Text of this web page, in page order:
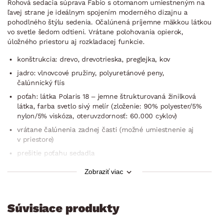
Rohová sedacia súprava Fabio s otomanom umiestneným na
ľavej strane je ideálnym spojením moderného dizajnu a
pohodlného štýlu sedenia. Očalúnená príjemne mäkkou látkou
vo svetle šedom odtieni. Vrátane polohovania opierok,
úložného priestoru aj rozkladacej funkcie.
konštrukcia: drevo, drevotrieska, preglejka, kov
jadro: vlnovcové pružiny, polyuretánové peny,
čalúnnický flís
poťah: látka Polaris 18 – jemne štrukturovaná žinilková
látka, farba svetlo sivý melír (zloženie: 90% polyester/5%
nylon/5% viskóza, oteruvzdornosť: 60.000 cyklov)
vrátane čalúnenia zadnej časti (možné umiestnenie aj
v priestore)
prešitie poťahu sedadla
sedák: stredne mäkký
Zobraziť viac
Súvisiace produkty